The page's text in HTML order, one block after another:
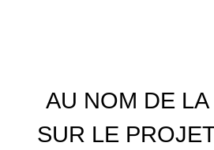
AU NOM DE
SUR LE